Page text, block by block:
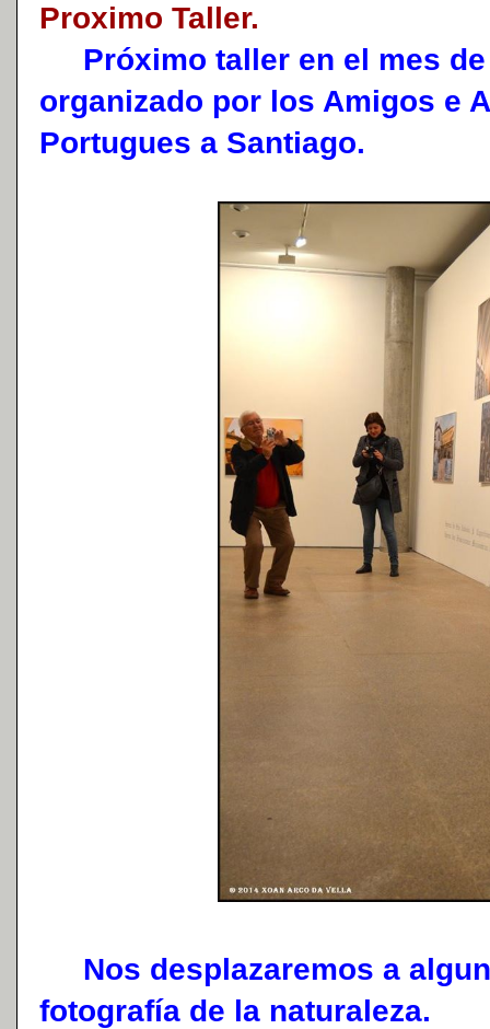
Proximo Taller.
Próximo taller en el mes de
organizado por los Amigos e
Portugues a Santiago.
Nos desplazaremos a
fotografía de la naturaleza.